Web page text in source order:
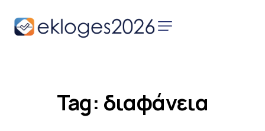
Tag: διαφάνεια
Αρχική
Παρουσιάσεις
Υποψηφίων